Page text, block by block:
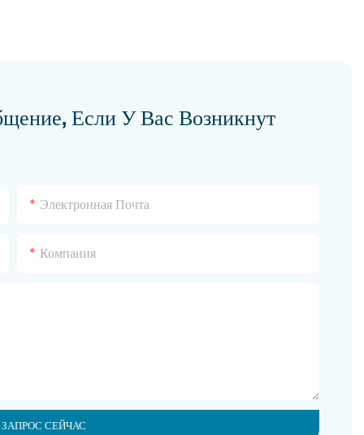
Если У Вас Возникнут
Электронная Почта
Компания
СЕЙЧАС